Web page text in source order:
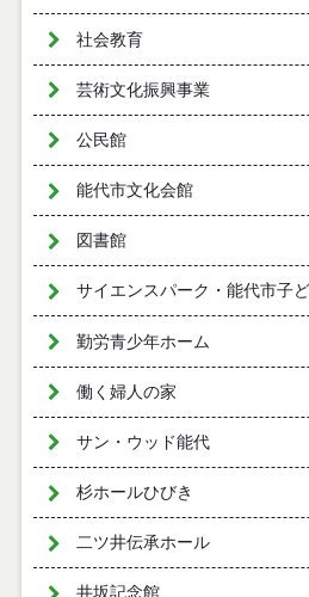
社会教育
芸術文化振興事業
公民館
能代市文化会館
図書館
サイエンスパーク・能代市子
勤労青少年ホーム
働く婦人の家
サン・ウッド能代
杉ホールひびき
二ツ井伝承ホール
井坂記念館